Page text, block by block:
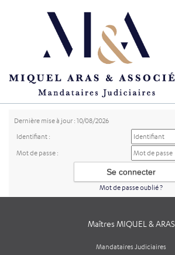
Dernière mise à jour : 10/08/2026
Identifiant :
Mot de passe :
Mot de passe oublié ?
Maîtres MIQUEL & ARAS
Mandataires Judiciaires